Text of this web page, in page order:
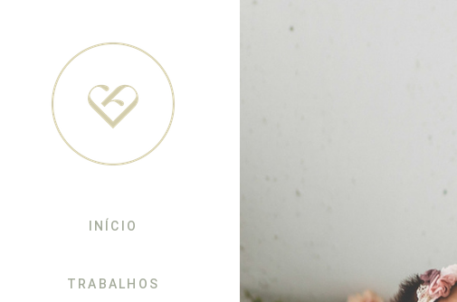
INÍCIO
TRABALHOS